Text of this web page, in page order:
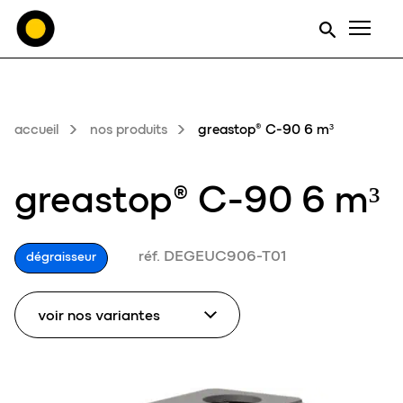
accueil nos produits greastop® C-90 6 m³
greastop® C-90 6 m³
dégraisseur réf. DEGEUC906-T01